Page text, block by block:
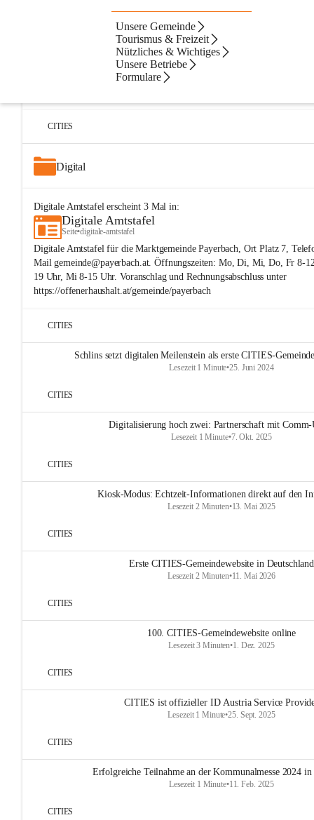
Unsere Gemeinde
Tourismus & Freizeit
Nützliches & Wichtiges
Unsere Betriebe
Formulare
Artikel Dateien
Digitale Amtstafel
CITIES
Digital
Digitale Amtstafelerscheint 3Mal in:
Digitale Amtstafel
Seite•digitale-amtstafel
Digitale Amtstafel für die Marktgemeinde Payerbach, Ort Platz 7,
Mail gemeinde@payerbach.at. Öffnungszeiten: Mo, Di, Mi, Do, Fr 8-
19 Uhr, Mi 8-15 Uhr. Voranschlag und Rechnungsabschluss unter
https://offenerhaushalt.at/gemeinde/payerbach
CITIES
Schlins setzt digitalen Meilenstein als erste CITIES-
Lesezeit 1 Minute•25. Juni 2024
CITIES
Digitalisierung hoch zwei: Partnerschaft mit
Lesezeit 1 Minute•7. Okt. 2025
CITIES
Kiosk-Modus: Echtzeit-Informationen direkt auf den
Lesezeit 2 Minuten•13. Mai 2025
CITIES
Erste CITIES-Gemeindewebsite in Deutschland
Lesezeit 2 Minuten•11. Mai 2026
CITIES
100. CITIES-Gemeindewebsite online
Lesezeit 3 Minuten•1. Dez. 2025
CITIES
CITIES ist offizieller ID Austria Service
Lesezeit 1 Minute•25. Sept. 2025
CITIES
Erfolgreiche Teilnahme an der Kommunalmesse 2024
Lesezeit 1 Minute•11. Feb. 2025
CITIES